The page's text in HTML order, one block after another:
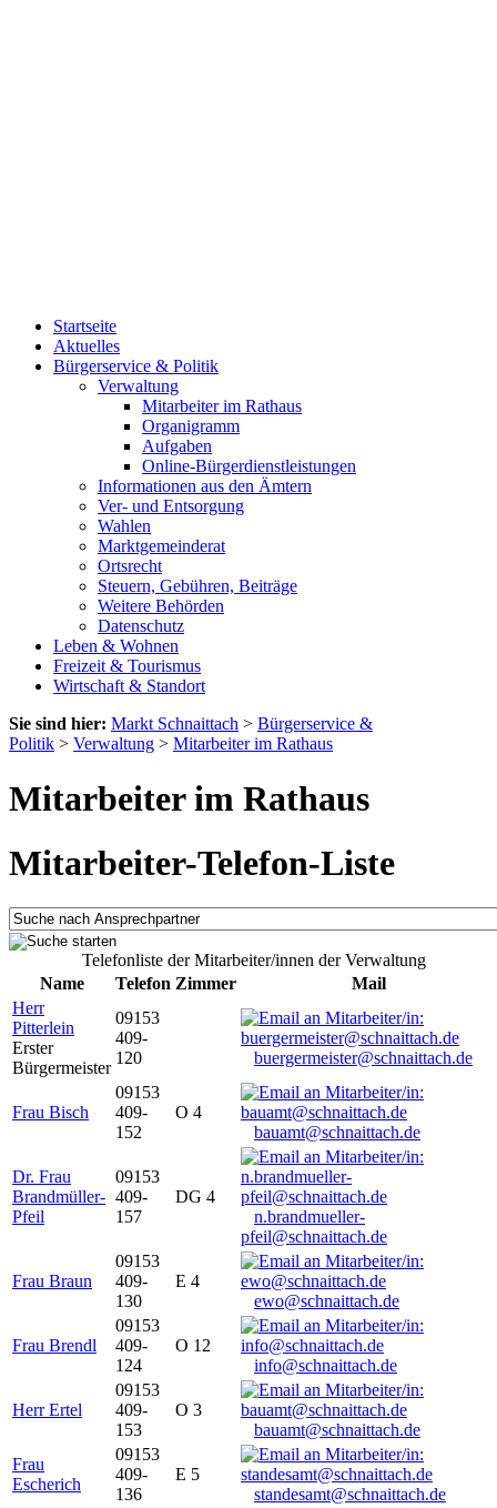
Startseite
Aktuelles
Bürgerservice & Politik
Verwaltung
Mitarbeiter im Rathaus
Organigramm
Aufgaben
Online-Bürgerdienstleistungen
Informationen aus den Ämtern
Ver- und Entsorgung
Wahlen
Marktgemeinderat
Ortsrecht
Steuern, Gebühren, Beiträge
Weitere Behörden
Datenschutz
Leben & Wohnen
Freizeit & Tourismus
Wirtschaft & Standort
Sie sind hier: Markt Schnaittach > Bürgerservice &
Politik > Verwaltung > Mitarbeiter im Rathaus
Mitarbeiter im Rathaus
Mitarbeiter-Telefon-Liste
Telefonliste der Mitarbeiter/innen der Verwaltung
Name
Telefon Zimmer
Mail
Herr
Pitterlein
Erster
Bürgermeister
09153
409-
120
buergermeister@schnaittach.de
Frau Bisch
09153
409-
152
O 4
bauamt@schnaittach.de
Dr. Frau
Brandmüller-
Pfeil
09153
409-
157
DG 4
n.brandmueller-
pfeil@schnaittach.de
Frau Braun
09153
409-
130
E 4
ewo@schnaittach.de
Frau Brendl
09153
409-
124
O 12
info@schnaittach.de
Herr Ertel
09153
409-
153
O 3
bauamt@schnaittach.de
Frau
Escherich
09153
409-
136
E 5
standesamt@schnaittach.de